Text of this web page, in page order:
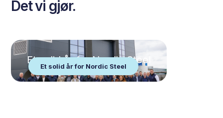
Det vi gjør.
Et solid år for Nordic Steel
Et solid år for Nordic Steel